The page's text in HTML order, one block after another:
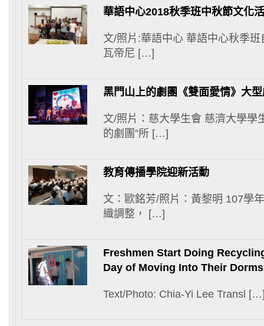
華語中心2018秋季班中秋節文化
文/照片:華語中心 華語中心秋季
瓦帝尼 […]
黑門山上的劇團《雙面愛情》大
文/照片：慈大學生會 慈濟大學學
的劇團”所 […]
教育傳播學院迎新活動
文：歐銘芳/照片：黃黎明 107學
織調整， […]
Freshmen Start Doing
Day of Moving Into Their Dorms
Text/Photo: Chia-Yi Lee Transl